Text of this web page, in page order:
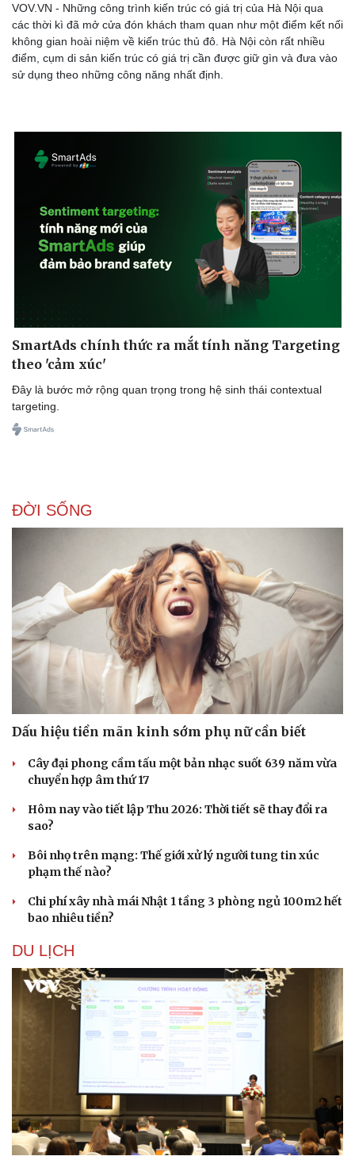
Sân khấu - Điện ảnh
Âm nhạc
Giải trí
Nghệ sĩ
Sao Việt
VOV.VN - Những công trình kiến trúc có giá trị của Hà Nội qua
các thời kì đã mở cửa đón khách tham quan như một điểm kết nối
không gian hoài niệm về kiến trúc thủ đô. Hà Nội còn rất nhiều
điểm, cụm di sản kiến trúc có giá trị cần được giữ gìn và đưa vào
sử dụng theo những công năng nhất định.
SmartAds chính thức ra mắt tính năng Targeting
theo 'cảm xúc'
Đây là bước mở rộng quan trọng trong hệ sinh thái contextual
targeting.
ĐỜI SỐNG
Dấu hiệu tiền mãn kinh sớm phụ nữ cần biết
Cây đại phong cầm tấu một bản nhạc suốt 639 năm vừa
chuyển hợp âm thứ 17
Hôm nay vào tiết lập Thu 2026: Thời tiết sẽ thay đổi ra
sao?
Bôi nhọ trên mạng: Thế giới xử lý người tung tin xúc
phạm thế nào?
Chi phí xây nhà mái Nhật 1 tầng 3 phòng ngủ 100m2 hết
bao nhiêu tiền?
DU LỊCH